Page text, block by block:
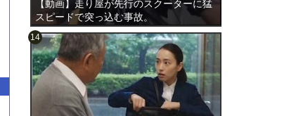
【動画】走り屋が先行のスクーターに猛
スピードで突っ込む事故。